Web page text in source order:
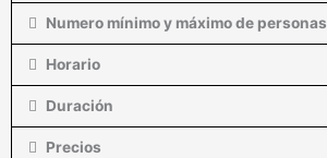
Numero mínimo y máximo de personas
Horario
Duración
Precios